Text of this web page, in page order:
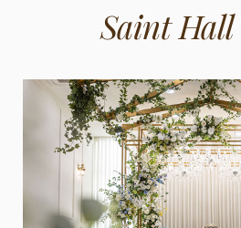
Saint Hall